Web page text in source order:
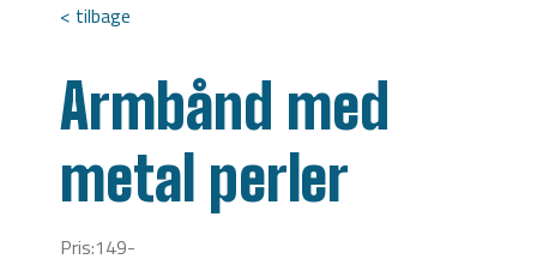
< tilbage
Armbånd med
metal perler
Pris:149-